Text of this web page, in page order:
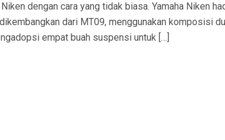
dengan cara yang tidak biasa. Yamaha Niken
dari MT09, menggunakan komposisi
empat buah suspensi untuk […]